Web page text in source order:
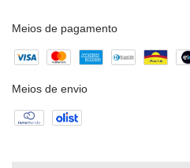
Meios de pagamento
Meios de envio